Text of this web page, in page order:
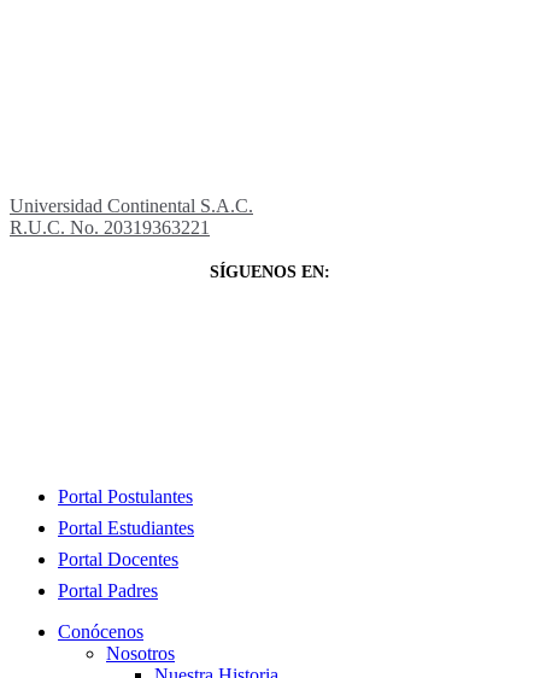
Universidad Continental S.A.C.
R.U.C. No. 20319363221
SÍGUENOS EN:
Close
Portal Postulantes
Portal Estudiantes
Portal Docentes
Portal Padres
Conócenos
Nosotros